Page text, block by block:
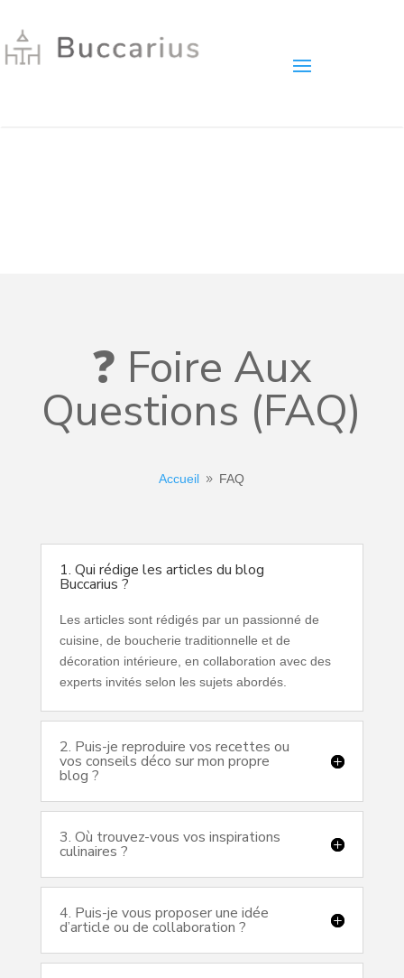
❓ Foire Aux
Questions (FAQ)
Accueil 9 FAQ
1. Qui rédige les articles du blog
Buccarius ?
Les articles sont rédigés par un passionné de
cuisine, de boucherie traditionnelle et de
décoration intérieure, en collaboration avec des
experts invités selon les sujets abordés.
2. Puis-je reproduire vos recettes ou
vos conseils déco sur mon propre
blog ?
3. Où trouvez-vous vos inspirations
culinaires ?
4. Puis-je vous proposer une idée
d’article ou de collaboration ?